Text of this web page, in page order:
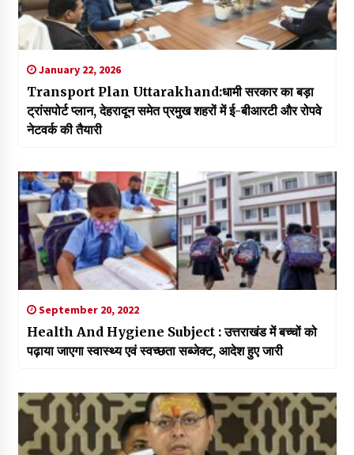
January 22, 2026
Transport Plan Uttarakhand:धामी सरकार का बड़ा
ट्रांसपोर्ट प्लान, देहरादून समेत प्रमुख शहरों में ई-बीआरटी और रोपवे
नेटवर्क की तैयारी
September 20, 2022
Health And Hygiene Subject : उत्तराखंड में बच्चों को
पढ़ाया जाएगा स्वास्थ्य एवं स्वच्छता सब्जेक्ट, आदेश हुए जारी